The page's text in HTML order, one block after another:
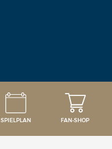
SPIELPLAN FAN-SHOP